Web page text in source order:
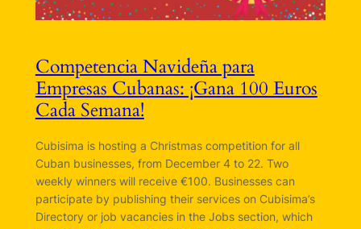
Competencia Navideña para
Empresas Cubanas: ¡Gana 100 Euros
Cada Semana!
Cubisima is hosting a Christmas competition for all
Cuban businesses, from December 4 to 22. Two
weekly winners will receive €100. Businesses can
participate by publishing their services on Cubisima’s
Directory or job vacancies in the Jobs section, which